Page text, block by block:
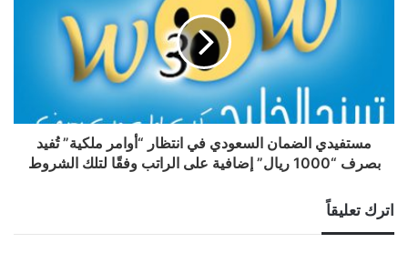
مستفيدي الضمان السعودي في انتظار “أوامر ملكية” تُفيد
بصرف “1000 ريال” إضافية على الراتب وفقًا لتلك الشروط
اترك تعليقاً